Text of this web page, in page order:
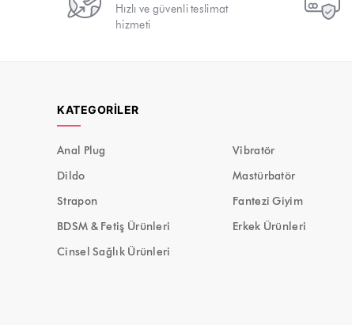
Hızlı ve güvenli teslimat
hizmeti
KATEGORILER
Anal Plug
Vibratör
Dildo
Mastürbatör
Strapon
Fantezi Giyim
BDSM & Fetiş Ürünleri
Erkek Ürünleri
Cinsel Sağlık Ürünleri